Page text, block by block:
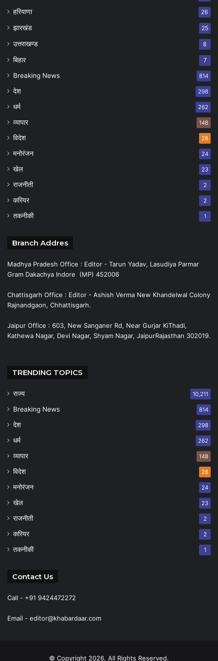
हरियाणा 26
झारखंड 25
उत्तराखण्ड 8
बिहार 7
Breaking News 814
देश 298
धर्म 262
व्यापार 148
विदेश 28
मनोरंजन 24
खेल 23
राजनीती 2
करियर 2
तकनीकी 1
Branch Addres
Madhya Pradesh Office : Editor - Tarun Yadav, Lasudiya Parmar
Gram Dakachya Indore (MP) 452006
Chattisgarh Office : Editor - Ashish Verma New Khandelwal Colony
Rajnandgaon, Chhattisgarh.
Jaipur Office : 603, New Sanganer Rd, Near Gurjar KiThadi,
Kathewa Nagar, Devi Nagar, Shyam Nagar, JaipurRajasthan 302019.
TRENDING TOPICS
राज्य 10,211
Breaking News 814
देश 298
धर्म 262
व्यापार 148
विदेश 28
मनोरंजन 24
खेल 23
राजनीती 2
करियर 2
तकनीकी 1
Contact Us
Call - +91 9424472272
Email - editor@khabardaar.com
© Copyright 2026, All Rights Reserved.